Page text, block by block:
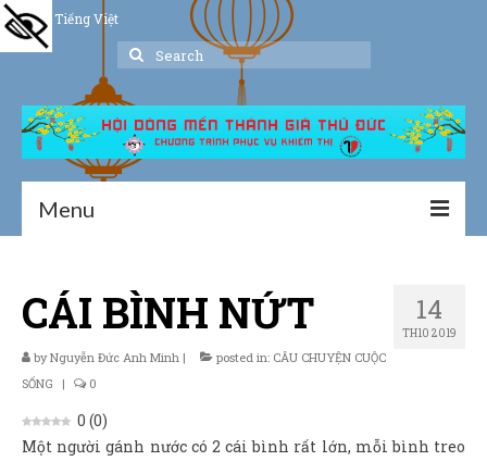
Tiếng Việt
Search
Menu
Giới thiệu
Hoạt động
Dịch vụ hỗ trợ
14
TH10 2019
CÁI BÌNH NỨT
byNguyễn Đức Anh Minh | posted in: CÂU CHUYỆN CUỘC
SỐNG
| 0
0 (0)
Một người gánh nước có 2 cái bình rất lớn, mỗi bình treo